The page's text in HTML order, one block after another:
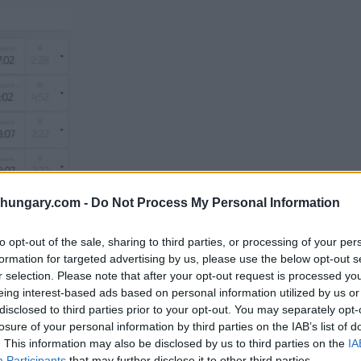
- Do Not Process My Personal Information
opt-out of the sale, sharing to third parties, or processing of your
for targeted advertising by us, please use the below opt-out
selection. Please note that after your opt-out request is processed
interest-based ads based on personal information utilized by us
to third parties prior to your opt-out. You may separately
of your personal information by third parties on the IAB’s list of
This information may also be disclosed by us to third parties on the
di Sihuhu
Viber ha notato la loro innovazione, e grazie
nell’app Vuoi provare? clicca su questo
Quindi, vediamo come funziona questa